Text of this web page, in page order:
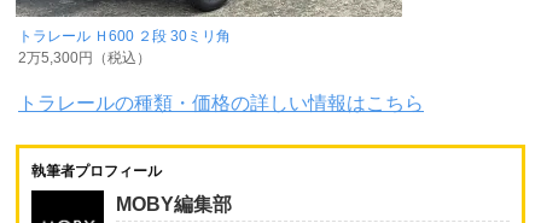
トラレール Ｈ600 ２段 30ミリ角
2万5,300円（税込）
トラレールの種類・価格の詳しい情報はこちら
執筆者プロフィール
MOBY編集部